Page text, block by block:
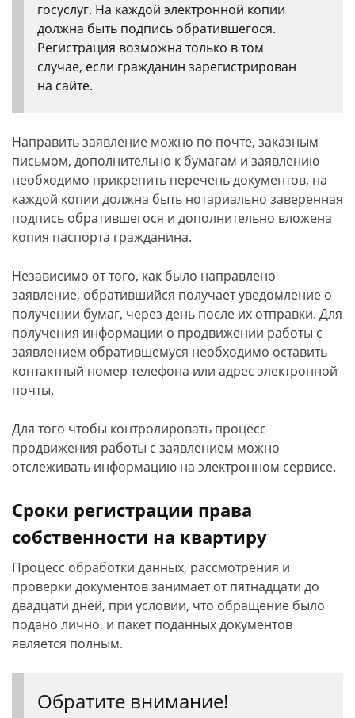
госуслуг. На каждой электронной копии
должна быть подпись обратившегося.
Регистрация возможна только в том
случае, если гражданин зарегистрирован
на сайте.
Направить заявление можно по почте, заказным
письмом, дополнительно к бумагам и заявлению
необходимо прикрепить перечень документов, на
каждой копии должна быть нотариально заверенная
подпись обратившегося и дополнительно вложена
копия паспорта гражданина.
Независимо от того, как было направлено
заявление, обратившийся получает уведомление о
получении бумаг, через день после их отправки. Для
получения информации о продвижении работы с
заявлением обратившемуся необходимо оставить
контактный номер телефона или адрес электронной
почты.
Для того чтобы контролировать процесс
продвижения работы с заявлением можно
отслеживать информацию на электронном сервисе.
Сроки регистрации права
собственности на квартиру
Процесс обработки данных, рассмотрения и
проверки документов занимает от пятнадцати до
двадцати дней, при условии, что обращение было
подано лично, и пакет поданных документов
является полным.
Обратите внимание!